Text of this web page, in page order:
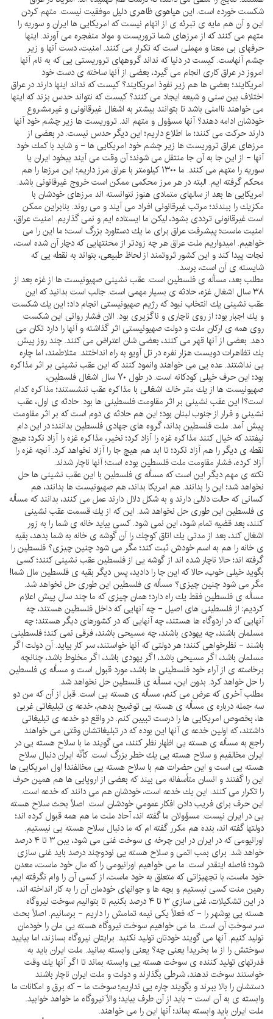
شكست خورده است. اين هياهوى ظاهرى دليل موفقيت نيست. متهم كردن
اين و آن هم مايه ى تبرئه ى از اتهام نيست كه امريكايى ها ايران و سوريه را
متهم مى كنند كه از مرزهاى شما تروريست و مواد منفجره مى آورند. اينها
حرفهاى بى معنا و مهملى است كه تكرار مى كنند. امنيت، دست آنها و زير
چشم آنهاست. كيست در دنيا كه نداند گروههاى تروريستى يى كه به نام آنها
امروز در عراق كارى انجام مى گيرد، بعضى از آنها ساخته ى دست خود
امريكايند؛ بعضى ها هم زير نفوذ امريكايند؟ كيست كه نداند اينها دارند در عراق
اختلاف بين سنى و شيعه ايجاد مى كنند؟ كيست كه نتواند حدس بزند كه اينها
مى خواهند ناامنى باشد تا بتوانند بيشتر به اشغال غيرقانونى و غيرمشروعِ
خودشان ادامه دهند؟ آنها مسؤول و متهم اند. تروريست ها زير چشم خود آنها
دارند حركت مى كنند؛ ما اطلاع داريم؛ اين ديگر حدس نيست. در بعضى از
مرزهاى عراق تروريست ها زير چشم خود امريكايى ها - و شايد با كمك خود
آنها - از اين جا به آن جا منتقل مى شوند؛ آن وقت مى آيند بيخود ايران يا
سوريه را متهم مى كنند. ما ۱۳۰۰ كيلومتر با عراق مرز داريم؛ اين مرزها را هم
محكم گرفته ايم. البته در هر مرز محكمى ممكن است خروج غيرقانونى باشد.
امريكايى ها بعد از سالهاى متمادى هنوز نتوانسته اند مرزهاى خودشان با
مكزيك را ببندند؛ مرتب غيرقانونى افراد مى آيند و مى روند. بنابراين ممكن
است غيرقانونى ترددى بشود، ليكن ما ايستاده ايم و نمى گذاريم. امنيت عراق،
امنيت ماست؛ پيشرفت عراق براى ما يك دستاورد بزرگ است؛ ما اين را مى
خواهيم. اميدواريم ملت عراق هر چه زودتر از محنتهايى كه دچار آن شده است،
نجات پيدا كند و اين كشور ثروتمند از لحاظ طبيعى، بتواند به نقطه يى كه
شايسته ى آن است، برسد.
مطلب بعد، مسأله ى فلسطين است. عقب نشينى صهيونيست ها از غزه بعد از
۳۸ سال اشغال غزه، حادثه ى بسيار مهمى است. جالب است بدانيد كه اين
عقب نشينى يك انتخاب نبود كه رژيم صهيونيستى انجام داد؛ اين يك شكست
و يك اجبار بود؛ از روى ناچارى و ناگزيرى بود. الان فشار روانى اين شكست
روى همه ى اركان ملت و دولت صهيونيستى اثر گذاشته و آنها را دارد تكان مى
دهد. بعضى از آنها قهر مى كنند، بعضى شان اعتراض مى كنند. چند روز پيش
يك تظاهرات دويست هزار نفره در تل آويو به راه انداختند. متلاطمند، اما چاره
يى نداشتند. عده يى مى خواهند وانمود كنند كه اين عقب نشينى بر اثر مذاكره
بود؛ اين حرف خيلى كودكانه است. در طول ۷۰ سال اشغال فلسطين،
صهيونيست ها از يك متر خاك اشغالى با مذاكره عقب ننشستند؛ مذاكره كدام
است؟! اين عقب نشينى بر اثر مقاومت فلسطينى ها بود. حادثه ى اول، عقب
نشينى و فرار از جنوب لبنان بود؛ اين هم حادثه ى دوم است كه بر اثر مقاومت
پيش آمد. ملت فلسطين بداند، گروه هاى جهادى فلسطين بدانند؛ در اين دام
نيفتند كه خيال كنند مذاكره غزه را آزاد كرد؛ نخير، مذاكره غزه را آزاد نكرد؛ هيچ
نقطه ى ديگر را هم آزاد نكرد؛ تا ابد هم هيچ جا را آزاد نخواهد كرد. آنچه غزه را
آزاد كرده، فشار مقاومت ملت فلسطين بوده است؛ آنها ناچار شدند.
نكته ى مهم ديگر اين است كه مسأله ى فلسطين با اين عقب نشينى ها حل
نخواهد شد؛ اين را بدانند. هم امريكا بداند، هم صهيونيست ها بدانند، هم
كسانى كه حالت دلالى دارند و به شكل دلال دارند عمل مى كنند، بدانند كه مسأله
ى فلسطين اين طورى حل نخواهد شد. اين كه از يك قسمت عقب نشينى
كنند، بعد قضيه تمام شود، اين نمى شود. كسى بيايد خانه ى شما را به زور
اشغال كند، بعد از مدتى يك اتاق كوچك را آن گوشه ى خانه به شما بدهد، بقيه
ى خانه را هم به اسم خودش ثبت كند؛ مگر مى شود چنين چيزى؟ فلسطين را
گرفته اند؛ حالا ناچار شده اند از گوشه يى از فلسطين عقب نشينى كنند؛ كسى
بگويد خيلى خوب، حالا كه اين جا را داديد، پس ديگر بقيه ى فلسطين مال شما!
مگر مى شود چنين چيزى؟ مسأله ى فلسطين اين طورى حل نخواهد شد.
مسأله ى فلسطين فقط يك راه دارد؛ همان چيزى كه ما چند سال پيش اعلام
كرديم: از فلسطينى هاى اصيل - چه آنهايى كه داخل فلسطين هستند، چه
آنهايى كه در اردوگاه ها هستند، چه آنهايى كه در كشورهاى ديگر هستند؛ چه
مسلمان باشند، چه يهودى باشند، چه مسيحى باشند، فرقى نمى كند؛ فلسطينى
باشند - نظرخواهى كنند؛ هر دولتى كه آنها خواستند، سر كار بيايد. آن دولت اگر
مسلمان باشد، اگر مسيحى باشد، اگر يهودى باشد، اگر مخلوط باشد، چنانچه
برخاسته ى از آراء خود فلسطينى ها باشد، مورد قبول است و مسأله ى فلسطين
را حل خواهد كرد. بدون اين، مسأله ى فلسطين حل نخواهد شد.
مطلب آخرى كه عرض مى كنم، مسأله ى هسته يى است. قبل از آن كه من دو
سه جمله درباره ى مسأله ى هسته يى توضيح بدهم، خدعه ى تبليغاتى غربى
ها، بخصوص امريكايى ها را درست تبيين كنم. در واقع دو خدعه ى تبليغاتى
داشتند، كه اولين خدعه ى آنها اين بوده كه در تبليغاتشان وقتى مى خواهند
راجع به مسأله ى هسته يى اظهار نظر كنند، مى گويند ما با سلاح هسته يى در
ايران مخالفيم و سلاح هسته يى يك خطر بزرگ است. كأنّه ايران دنبال سلاح
هسته يى است و اين حضرات هم با سلاح هسته يى مخالفند! اول امريكايى ها
اين را گفتند و انسان متأسفانه مى بيند كه بعضى از اروپايى ها هم همين حرف
را تكرار مى كنند. اين يك خدعه است، خودشان هم مى دانند كه خدعه است.
اين حرف براى فريب دادن افكار عمومىِ خودشان است. اصلاً بحث سلاح هسته
يى در ايران نيست. مسؤولان ما گفته اند، آحاد ملت ما هم همه قبول كرده اند؛
دولتها گفته اند، بنده هم مكرر گفته ام كه ما دنبال سلاح هسته يى نيستيم.
اورانيومى كه در ايران در اين چرخه ى سوخت غنى مى شود، بين ۳ تا ۴ درصد
خواهد شد. براى بمب اتمى و سلاح هسته يى نودوچند درصد بايد غنى سازى
شود؛ فاصله اينقدر است. ما مى خواهيم اورانيومى را كه مال خود ماست، معدن
خود ماست، با تجهيزاتى كه متعلق به خود ماست، از كسى آن را وام نگرفته ايم،
رهين منت كسى نيستيم و بچه ها و جوانهاى خودمان آن را به كار انداخته اند،
در اين تشكيلات، غنى سازىِ ۳ تا ۴ درصد بكنيم تا بتوانيم سوخت نيروگاه
هسته يى بوشهر را - كه فعلاً يكى نيمه تمامش را داريم - برسانيم. اصلاً بحث
سر سوختِ آن است. ما مى خواهيم سوخت نيروگاه هسته يى مان را خودمان
توليد كنيم. آنها مى گويند خودتان توليد نكنيد. برايتان نيروگاه بسازند، اما بياييد
سوختش را از ما بخريد! يعنى چه؟ يعنى وابسته بمانيد. ملت ايران بايد به
قدرتهاى توليد كننده ى سوخت هسته يى وابسته بماند تا اگر آنها يك وقت
خواستند سوخت ندهند، شرطى بگذارند و دولت و ملت ايران ناچار باشند
دستشان را بالا ببرند و بگويند چاره يى نداريم؛ سوخت ما - كه برق و امكانات ما
وابسته ى به آن است - بايد از آن طرف بيايد؛ والّا نيروگاه ما خواهد خوابيد.
ملت ايران بايد وابسته بماند؛ آنها اين را مى خواهند.